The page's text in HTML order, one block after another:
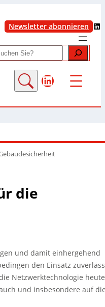
Newsletter abonnieren LinkedIn
LinkedIn
die
und damit einhergehend
den Einsatz
Netzwerktechnologie heute
und insbesondere auf